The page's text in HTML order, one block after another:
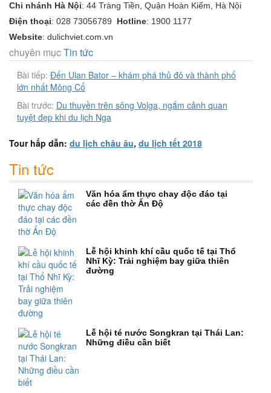
Chi nhánh Hà Nội: 44 Tràng Tiền, Quận Hoàn Kiếm, Hà Nội
Điện thoại: 028 73056789 Hotline: 1900 1177
Website: dulichviet.com.vn
chuyên mụcTin tức
Bài tiếp: Đến Ulan Bator – khám phá thủ đô và thành phố
lớn nhất Mông Cổ
Bài trước: Du thuyền trên sông Volga, ngắm cảnh quan
tuyệt đẹp khi du lịch Nga
Tour hấp dẫn: du lịch châu âu, du lịch tết 2018
Tin tức
Văn hóa ẩm thực chay độc đáo tại
các đền thờ Ấn Độ
Lễ hội khinh khí cầu quốc tế tại Thổ
Nhĩ Kỳ: Trải nghiệm bay giữa thiên
đường
Lễ hội té nước Songkran tại Thái Lan:
Những điều cần biết